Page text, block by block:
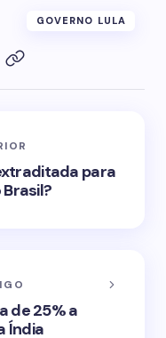
GOVERNO LULA
para
de 25% a
Índia